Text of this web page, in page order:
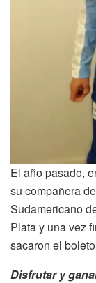
El año pasado,
su compañera
Sudamericano
Plata y una vez
sacaron el
Disfrutar y